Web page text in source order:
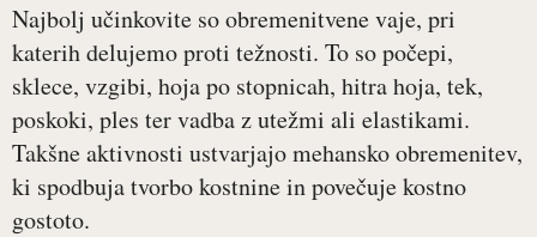
Najbolj učinkovite so obremenitvene vaje, pri
katerih delujemo proti težnosti. To so počepi,
sklece, vzgibi, hoja po stopnicah, hitra hoja, tek,
poskoki, ples ter vadba z utežmi ali elastikami.
Takšne aktivnosti ustvarjajo mehansko obremenitev,
ki spodbuja tvorbo kostnine in povečuje kostno
gostoto.